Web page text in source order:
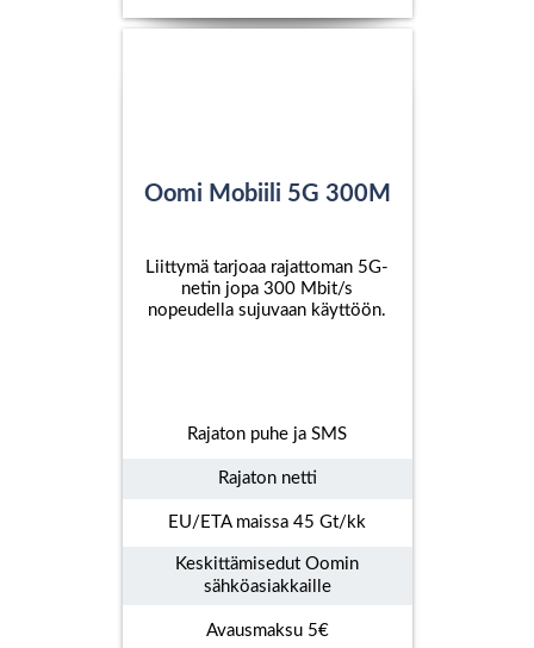
Oomi Mobiili 5G 300M
Liittymä tarjoaa rajattoman 5G-
netin jopa 300 Mbit/s
nopeudella sujuvaan käyttöön.
Rajaton puhe ja SMS
Rajaton netti
EU/ETA maissa 45 Gt/kk
Keskittämisedut Oomin
sähköasiakkaille
Avausmaksu 5€